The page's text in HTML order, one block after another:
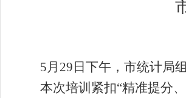
5月29日下午，市统计局
本次培训 紧扣“精准提分、